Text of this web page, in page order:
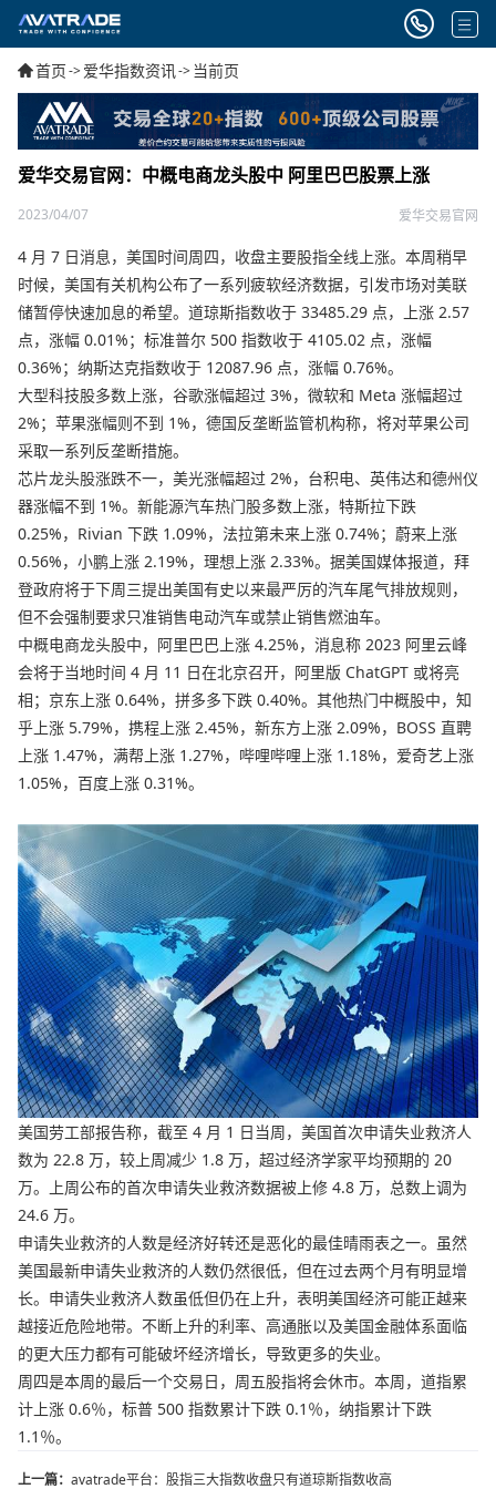
首页->爱华指数资讯-> 当前页
爱华交易官网：中概电商龙头股中 阿里巴巴股票上涨
2023/04/07 爱华交易官网
4 月 7 日消息，美国时间周四，收盘主要股指全线上涨。本周稍早
时候，美国有关机构公布了一系列疲软经济数据，引发市场对美联
储暂停快速加息的希望。道琼斯指数收于 33485.29 点，上涨 2.57
点，涨幅 0.01%；标准普尔 500 指数收于 4105.02 点，涨幅
0.36%；纳斯达克指数收于 12087.96 点，涨幅 0.76%。
大型科技股多数上涨，谷歌涨幅超过 3%，微软和 Meta 涨幅超过
2%；苹果涨幅则不到 1%，德国反垄断监管机构称，将对苹果公司
采取一系列反垄断措施。
芯片龙头股涨跌不一，美光涨幅超过 2%，台积电、英伟达和德州仪
器涨幅不到 1%。新能源汽车热门股多数上涨，特斯拉下跌
0.25%，Rivian 下跌 1.09%，法拉第未来上涨 0.74%；蔚来上涨
0.56%，小鹏上涨 2.19%，理想上涨 2.33%。据美国媒体报道，拜
登政府将于下周三提出美国有史以来最严厉的汽车尾气排放规则，
但不会强制要求只准销售电动汽车或禁止销售燃油车。
中概电商龙头股中，阿里巴巴上涨 4.25%，消息称 2023 阿里云峰
会将于当地时间 4 月 11 日在北京召开，阿里版 ChatGPT 或将亮
相；京东上涨 0.64%，拼多多下跌 0.40%。其他热门中概股中，知
乎上涨 5.79%，携程上涨 2.45%，新东方上涨 2.09%，BOSS 直聘
上涨 1.47%，满帮上涨 1.27%，哔哩哔哩上涨 1.18%，爱奇艺上涨
1.05%，百度上涨 0.31%。
美国劳工部报告称，截至 4 月 1 日当周，美国首次申请失业救济人
数为 22.8 万，较上周减少 1.8 万，超过经济学家平均预期的 20
万。上周公布的首次申请失业救济数据被上修 4.8 万，总数上调为
24.6 万。
申请失业救济的人数是经济好转还是恶化的最佳晴雨表之一。虽然
美国最新申请失业救济的人数仍然很低，但在过去两个月有明显增
长。申请失业救济人数虽低但仍在上升，表明美国经济可能正越来
越接近危险地带。不断上升的利率、高通胀以及美国金融体系面临
的更大压力都有可能破坏经济增长，导致更多的失业。
周四是本周的最后一个交易日，周五股指将会休市。本周，道指累
计上涨 0.6％，标普 500 指数累计下跌 0.1％，纳指累计下跌
1.1％。
上一篇： avatrade平台：股指三大指数收盘只有道琼斯指数收高